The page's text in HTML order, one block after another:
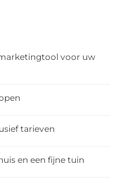
voor uw
tarieven
en een fijne tuin